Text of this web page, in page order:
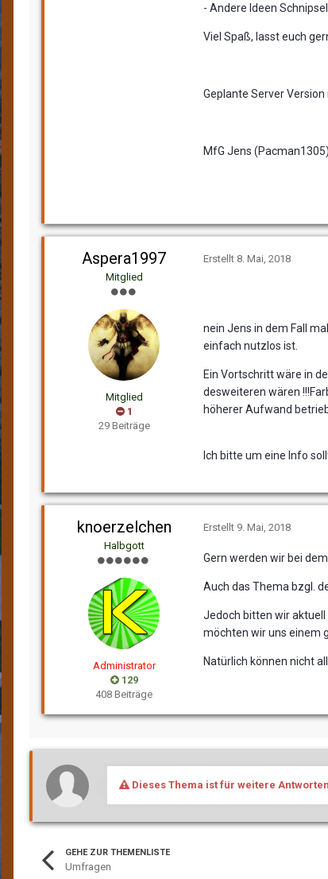
- Andere Ideen
Viel Spaß, lasst euch
Geplante Server
MfG Jens (Pacman1305)
Aspera1997
Mitglied
Mitglied
1
29 Beiträge
Erstellt 8. Mai, 2018
nein Jens in dem Fall
einfach nutzlos ist.
Ein Vortschritt wäre in
desweiteren wären
höherer Aufwand
Ich bitte um eine Info
knoerzelchen
Halbgott
Administrator
129
408 Beiträge
Erstellt 9. Mai, 2018
Gern werden wir bei
Auch das Thema bzgl.
Jedoch bitten wir
möchten wir uns einem
Natürlich können nicht
Dieses Thema ist für weitere
GEHE ZUR THEMENLISTE
Umfragen